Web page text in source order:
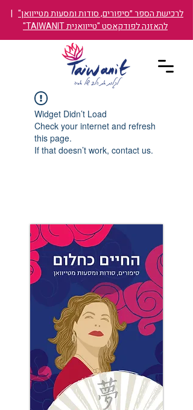
לרכישת הספר ״סיפורים, סודות ומסעות מטייוואן" |
להאזנה לפודקאסט "טייוואנית TAIWANIT"
Widget Didn’t Load
Check your internet and refresh
this page.
If that doesn’t work, contact us.